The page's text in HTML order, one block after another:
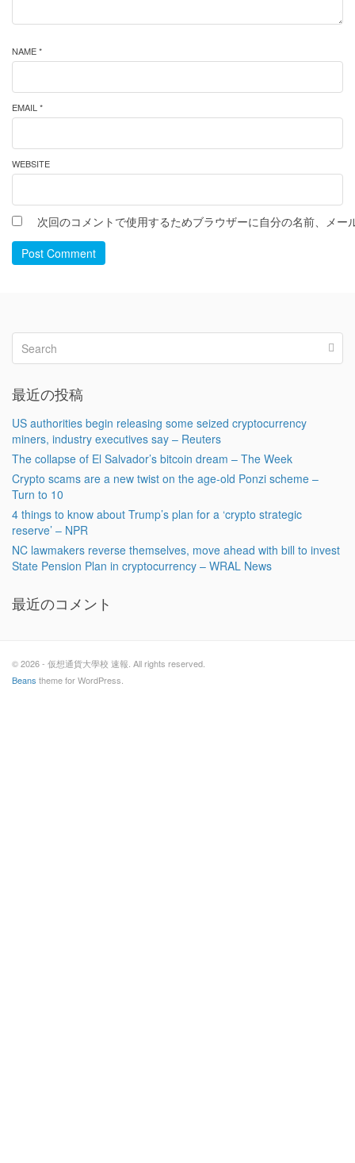
NAME *
EMAIL *
WEBSITE
次回のコメントで使用するためブラウザーに自分の名前、メー
Post Comment
最近の投稿
US authorities begin releasing some seized cryptocurrency
miners, industry executives say – Reuters
The collapse of El Salvador’s bitcoin dream – The Week
Crypto scams are a new twist on the age-old Ponzi scheme –
Turn to 10
4 things to know about Trump’s plan for a ‘crypto strategic
reserve’ – NPR
NC lawmakers reverse themselves, move ahead with bill to invest
State Pension Plan in cryptocurrency – WRAL News
最近のコメント
© 2026 - 仮想通貨大學校 速報. All rights reserved.
Beans theme for WordPress.